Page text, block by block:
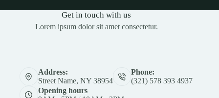
Get in touch with us
Lorem ipsum dolor sit amet consectetur.
Address:
Street Name, NY 38954
Phone:
(321) 578 393 4937
Opening hours